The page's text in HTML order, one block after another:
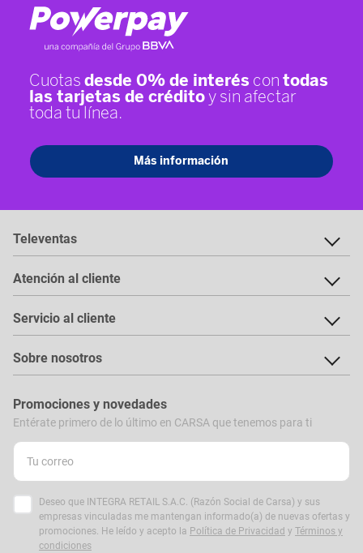
Televentas
Atención al cliente
Servicio al cliente
Sobre nosotros
Promociones y novedades
Entérate primero de lo último en CARSA que tenemos para ti
Deseo que INTEGRA RETAIL S.A.C. (Razón Social de Carsa) y sus
empresas vinculadas me mantengan informado(a) de nuevas ofertas y
promociones. He leído y acepto la Política de Privacidad y Términos y
condiciones